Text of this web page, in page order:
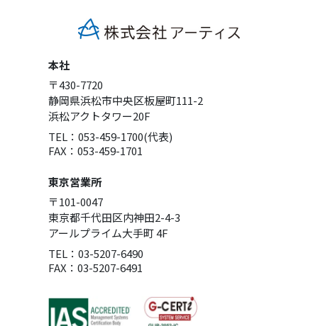
本社
〒430-7720
静岡県浜松市中央区板屋町111-2
浜松アクトタワー20F
TEL：053-459-1700(代表)
FAX：053-459-1701
東京営業所
〒101-0047
東京都千代田区内神田2-4-3
アールプライム大手町 4F
TEL：03-5207-6490
FAX：03-5207-6491